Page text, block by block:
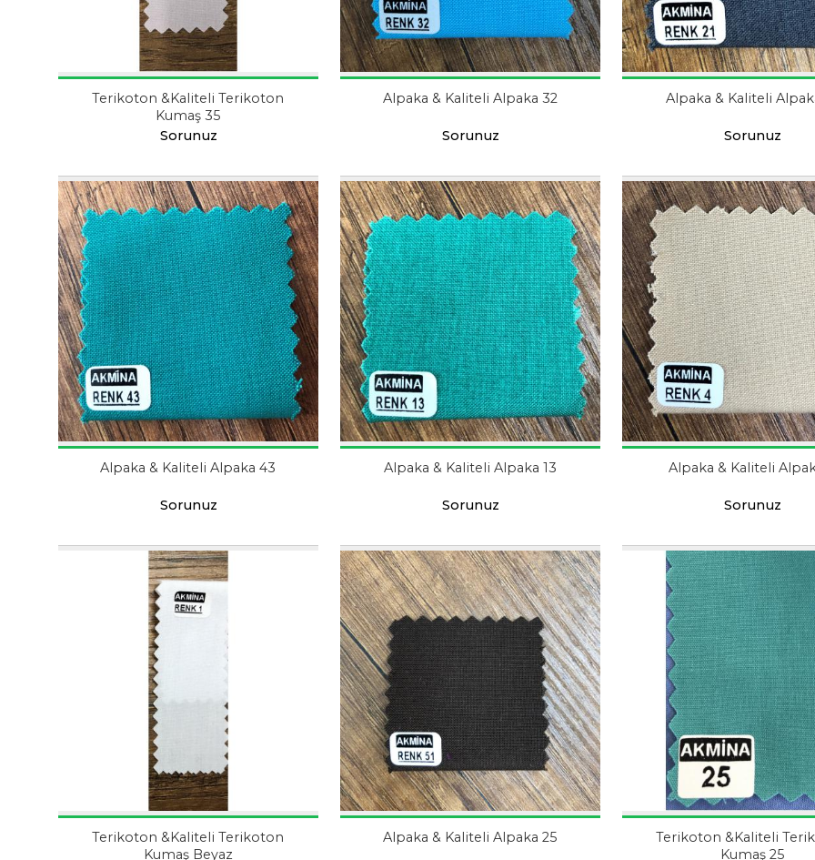
Terikoton &Kaliteli Terikoton
Kumaş 35
Sorunuz
Alpaka & Kaliteli Alpaka 32
Sorunuz
Alpaka & Kaliteli
Sorunuz
Alpaka & Kaliteli Alpaka 43
Sorunuz
Alpaka & Kaliteli Alpaka 13
Sorunuz
Alpaka & Kaliteli
Sorunuz
Terikoton &Kaliteli Terikoton
Kumaş Beyaz
Alpaka & Kaliteli Alpaka 25
Terikoton &Kaliteli
Kumaş 25